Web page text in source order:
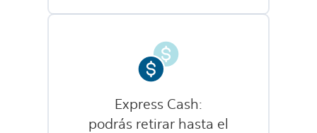
Express Cash:
podrás retirar hasta el